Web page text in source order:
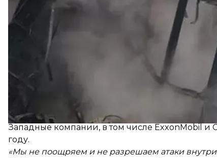
Вашингтон также якобы обеспокоен тем, что
россия может в ответ «наброситься» на
Речь идет, в частности, о трубопроводе КТК,
Западные компании, в том числе ExxonMobil и
году.
«Мы не поощряем и не разрешаем атаки внутри